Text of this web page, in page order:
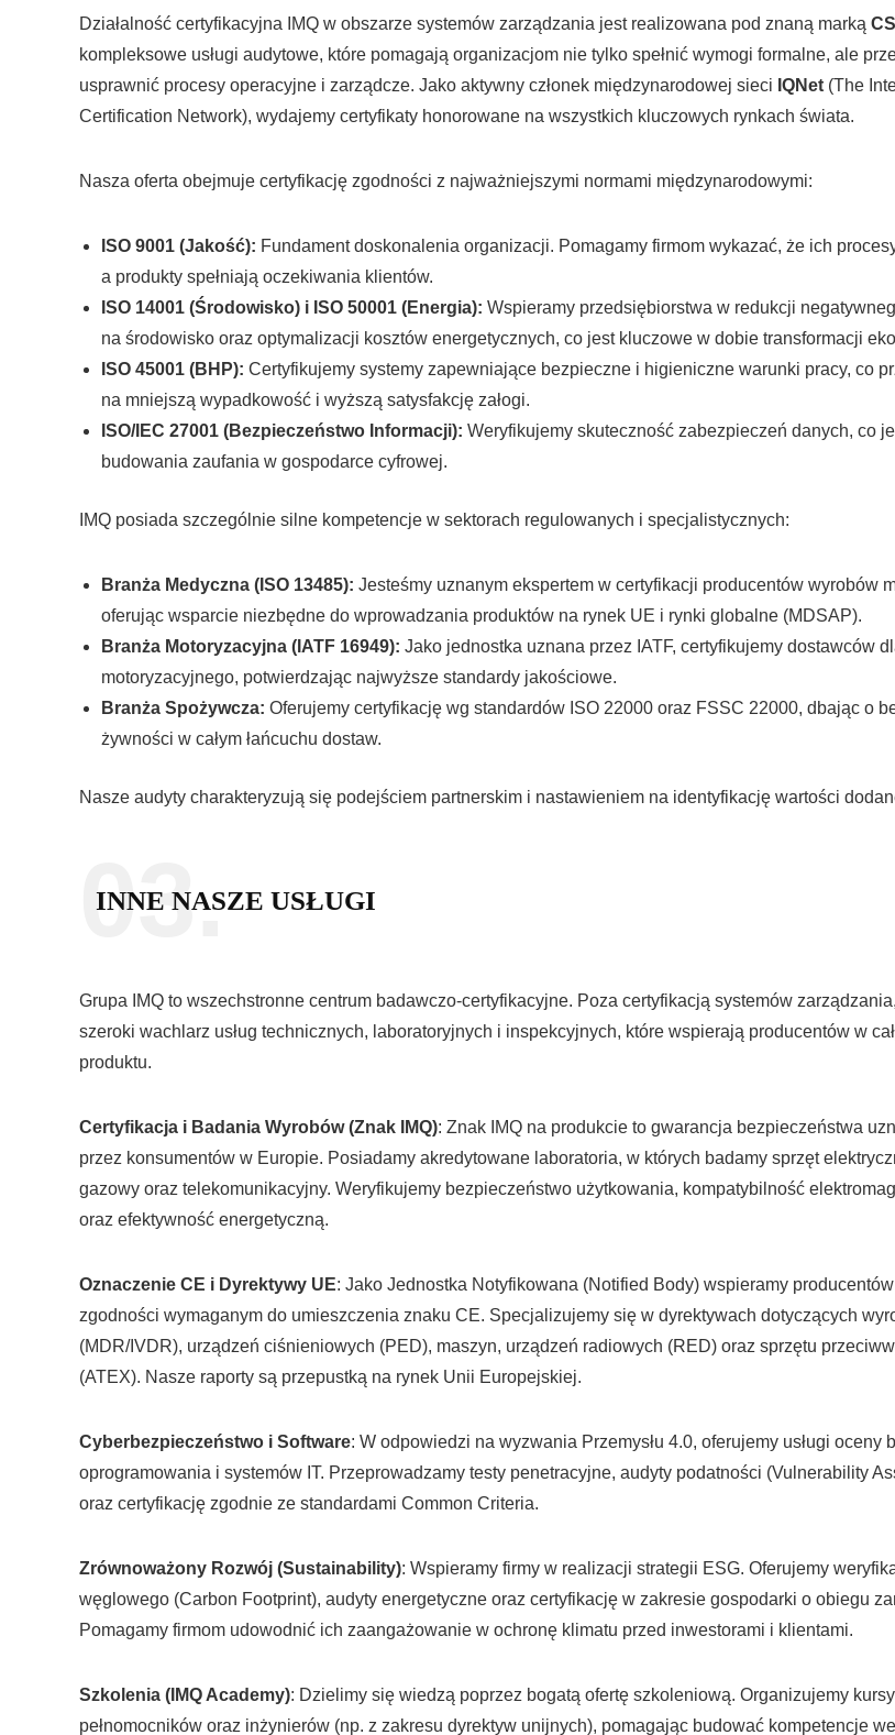
Działalność certyfikacyjna IMQ w obszarze systemów zarządzania jest realizowana pod znaną marką
kompleksowe usługi audytowe, które pomagają organizacjom nie tylko spełnić wymogi formalne, ale
usprawnić procesy operacyjne i zarządcze. Jako aktywny członek międzynarodowej sieci IQNet (The
Certification Network), wydajemy certyfikaty honorowane na wszystkich kluczowych rynkach świata.
Nasza oferta obejmuje certyfikację zgodności z najważniejszymi normami międzynarodowymi:
ISO 9001 (Jakość): Fundament doskonalenia organizacji. Pomagamy firmom wykazać, że ich
a produkty spełniają oczekiwania klientów.
ISO 14001 (Środowisko) i ISO 50001 (Energia): Wspieramy przedsiębiorstwa w redukcji
na środowisko oraz optymalizacji kosztów energetycznych, co jest kluczowe w dobie transformacji
ISO 45001 (BHP): Certyfikujemy systemy zapewniające bezpieczne i higieniczne warunki pracy, co
na mniejszą wypadkowość i wyższą satysfakcję załogi.
ISO/IEC 27001 (Bezpieczeństwo Informacji): Weryfikujemy skuteczność zabezpieczeń danych, co
budowania zaufania w gospodarce cyfrowej.
IMQ posiada szczególnie silne kompetencje w sektorach regulowanych i specjalistycznych:
Branża Medyczna (ISO 13485): Jesteśmy uznanym ekspertem w certyfikacji producentów wyrobów
oferując wsparcie niezbędne do wprowadzania produktów na rynek UE i rynki globalne (MDSAP).
Branża Motoryzacyjna (IATF 16949): Jako jednostka uznana przez IATF, certyfikujemy dostawców
motoryzacyjnego, potwierdzając najwyższe standardy jakościowe.
Branża Spożywcza: Oferujemy certyfikację wg standardów ISO 22000 oraz FSSC 22000, dbając o
żywności w całym łańcuchu dostaw.
Nasze audyty charakteryzują się podejściem partnerskim i nastawieniem na identyfikację wartości
03.
INNE NASZE USŁUGI
Grupa IMQ to wszechstronne centrum badawczo-certyfikacyjne. Poza certyfikacją systemów
szeroki wachlarz usług technicznych, laboratoryjnych i inspekcyjnych, które wspierają producentów w
produktu.
Certyfikacja i Badania Wyrobów (Znak IMQ): Znak IMQ na produkcie to gwarancja bezpieczeństwa
przez konsumentów w Europie. Posiadamy akredytowane laboratoria, w których badamy sprzęt
gazowy oraz telekomunikacyjny. Weryfikujemy bezpieczeństwo użytkowania, kompatybilność
oraz efektywność energetyczną.
Oznaczenie CE i Dyrektywy UE: Jako Jednostka Notyfikowana (Notified Body) wspieramy
zgodności wymaganym do umieszczenia znaku CE. Specjalizujemy się w dyrektywach dotyczących
(MDR/IVDR), urządzeń ciśnieniowych (PED), maszyn, urządzeń radiowych (RED) oraz sprzętu
(ATEX). Nasze raporty są przepustką na rynek Unii Europejskiej.
Cyberbezpieczeństwo i Software: W odpowiedzi na wyzwania Przemysłu 4.0, oferujemy usługi oceny
oprogramowania i systemów IT. Przeprowadzamy testy penetracyjne, audyty podatności (Vulnerability
oraz certyfikację zgodnie ze standardami Common Criteria.
Zrównoważony Rozwój (Sustainability): Wspieramy firmy w realizacji strategii ESG. Oferujemy
węglowego (Carbon Footprint), audyty energetyczne oraz certyfikację w zakresie gospodarki o obiegu
Pomagamy firmom udowodnić ich zaangażowanie w ochronę klimatu przed inwestorami i klientami.
Szkolenia (IMQ Academy): Dzielimy się wiedzą poprzez bogatą ofertę szkoleniową. Organizujemy
pełnomocników oraz inżynierów (np. z zakresu dyrektyw unijnych), pomagając budować kompetencje